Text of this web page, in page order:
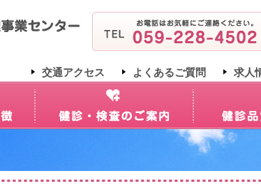
交通アクセス よくあるご質問 求人